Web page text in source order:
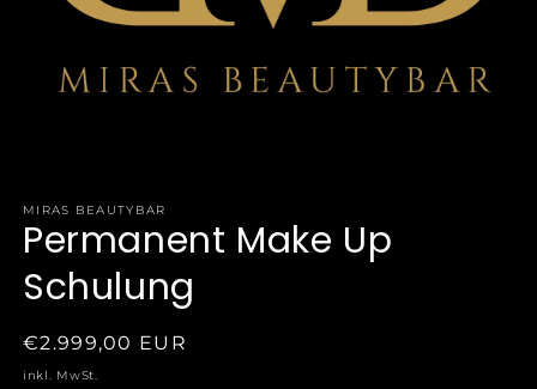
MIRAS BEAUTYBAR
Permanent Make Up
Schulung
Normaler
Preis
€2.999,00 EUR
inkl. MwSt.